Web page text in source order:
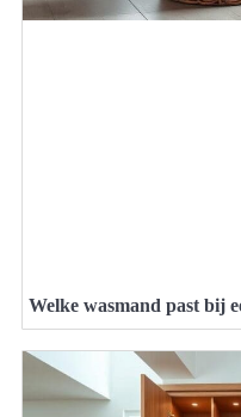
Welke wasmand past bij